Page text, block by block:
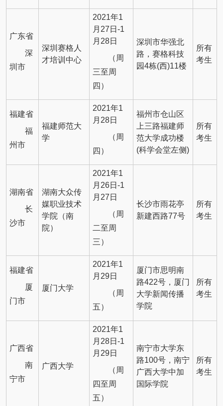
广东省
深
圳市
深圳赛格人
才培训中心
2021年1
月27日-1
月28日
（周
三至周
四）
深圳市华强北
路，赛格科技
园4栋(西)11楼
所有
考生
福建省
福
州市
福建师范大
学
2021年1
月28日
（周
四）
福州市仓山区
上三路福建师
范大学成功楼
(科学会堂左侧)
所有
考生
湖南省
长
沙市
湖南大众传
媒职业技术
学院（南
院）
2021年1
月26日-1
月27日
（周
二至周
三）
长沙市雨花亭
新建西路77号
所有
考生
福建省
厦
门市
厦门大学
2021年1
月29日
（周
五）
厦门市思明南
路422号，厦门
大学新闻传播
学院
所有
考生
广西省
南
宁市
广西大学
2021年1
月28日-1
月29日
（周
四至周
五）
南宁市大学东
路100号，南宁
广西大学中加
国际学院
所有
考生